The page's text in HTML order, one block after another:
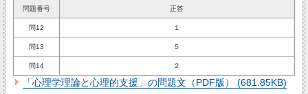
問題番号 正答
問12 １
問13 ５
問14 ２
「心理学理論と心理的支援」の問題文（PDF版） (681.85KB)